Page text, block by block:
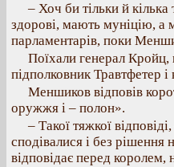
– Хоч би тільки й кілька
здорові, мають муніцію,
парламентарів, поки
Поїхали генерал
підполковник Травтфетер і
Меншиков відповів
оружжя і – полон».
– Такої тяжкої
сподівалися і без
відповідає перед